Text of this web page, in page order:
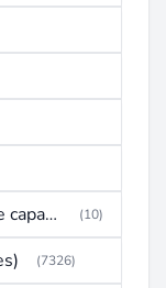
CDI(Ignicion por descarga de capacitor) (10)
(7326)